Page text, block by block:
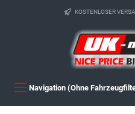
KOSTENLOSER
Navigation (Ohne